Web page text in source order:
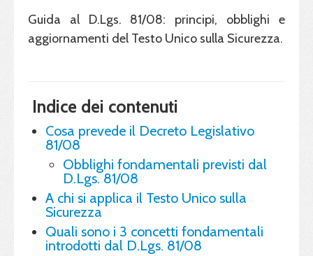
Guida al D.Lgs. 81/08: principi, obblighi e
aggiornamenti del Testo Unico sulla Sicurezza.
Indice dei contenuti
Cosa prevede il Decreto Legislativo
81/08
Obblighi fondamentali previsti dal
D.Lgs. 81/08
A chi si applica il Testo Unico sulla
Sicurezza
Quali sono i 3 concetti fondamentali
introdotti dal D.Lgs. 81/08